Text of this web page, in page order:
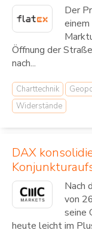
Der
Öffnung der
nach...
Charttechnik
Widerstände
DAX
Nach
von
seine
heute leicht im